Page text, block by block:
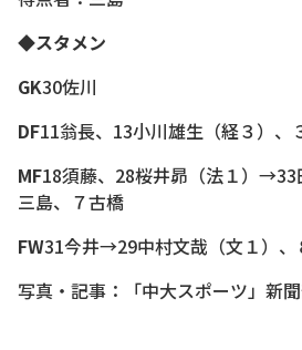
◆スタメン
GK30佐川
DF11翁長、13小川雄生（経３）、
MF18須藤、28桜井昴（法１）
三島、７古橋
FW31今井→29中村文哉（文１）、
写真・記事：「中大スポーツ」新